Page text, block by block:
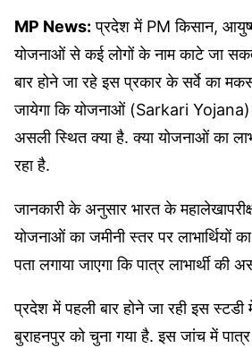
MP News: प्रदेश में PM किसान,
योजनाओं से कई लोगों के नाम काटे जा
बार होने जा रहे इस प्रकार के सर्वे का
जायेगा कि योजनाओं (Sarkari Yojana) में
असली स्थित क्या है. क्या योजनाओं का
रहा है.
जानकारी के अनुसार भारत के
योजनाओं का जमीनी स्तर पर लाभार्थियों
पता लगाया जाएगा कि पात्र लाभार्थी की
प्रदेश में पहली बार होने जा रही इस
बुराहनपुर को चुना गया है. इस जांच में पात्र